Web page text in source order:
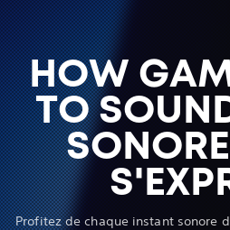
HOW
TO
Profitez de chaque instant sonore